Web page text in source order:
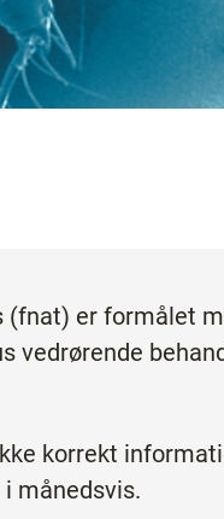
(fnat) er formålet
vedrørende
korrekt
månedsvis.